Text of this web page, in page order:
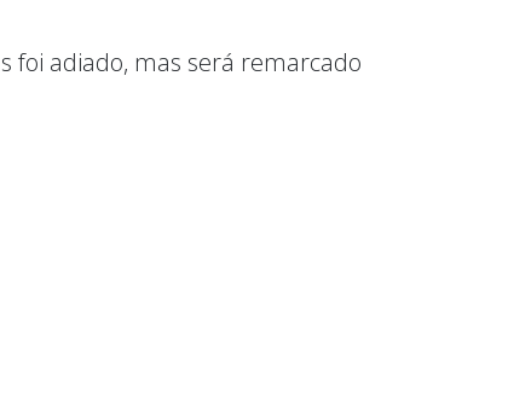
foi adiado, mas será remarcado